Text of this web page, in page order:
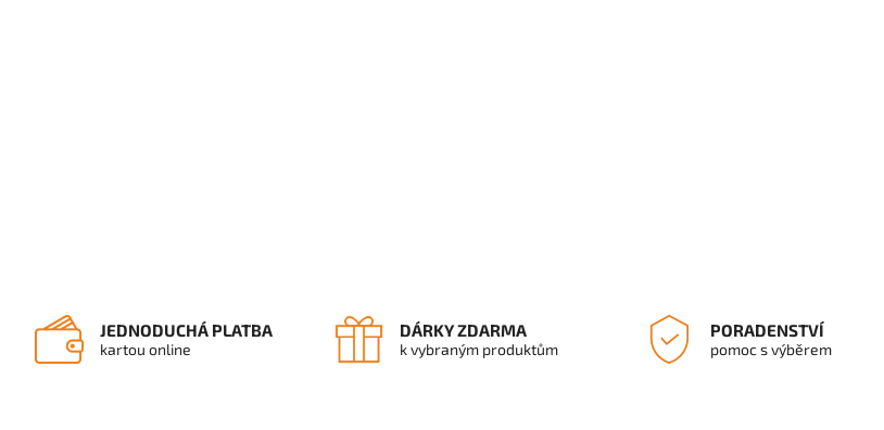
JEDNODUCHÁ PLATBA
kartou online
DÁRKY ZDARMA
k vybraným produktům
PORADENSTVÍ
pomoc s výběrem